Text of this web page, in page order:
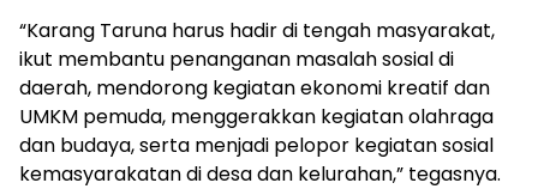
“Karang Taruna harus hadir di tengah masyarakat,
ikut membantu penanganan masalah sosial di
daerah, mendorong kegiatan ekonomi kreatif dan
UMKM pemuda, menggerakkan kegiatan olahraga
dan budaya, serta menjadi pelopor kegiatan sosial
kemasyarakatan di desa dan kelurahan,” tegasnya.